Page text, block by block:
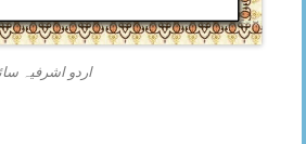
اردو اشرفیہ